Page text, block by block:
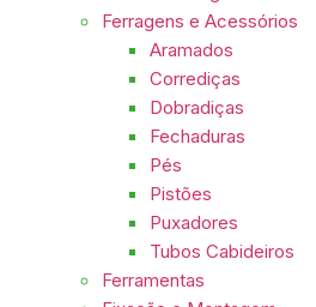
Ferragens e Acessórios
Aramados
Corrediças
Dobradiças
Fechaduras
Pés
Pistões
Puxadores
Tubos Cabideiros
Ferramentas